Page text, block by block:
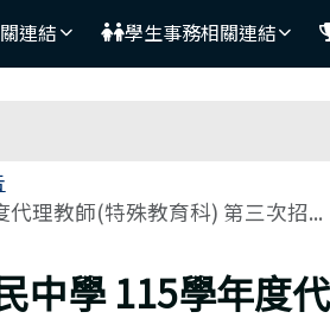
連結 學生事務相關連結
理教師(特殊教育科) 第三次招...
中學 115學年度